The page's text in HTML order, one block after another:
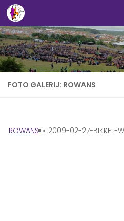
Doorgaan naar inhoud
FOTO GALERIJ: ROWANS
ROWANS » 2009-02-27-BIKKEL-